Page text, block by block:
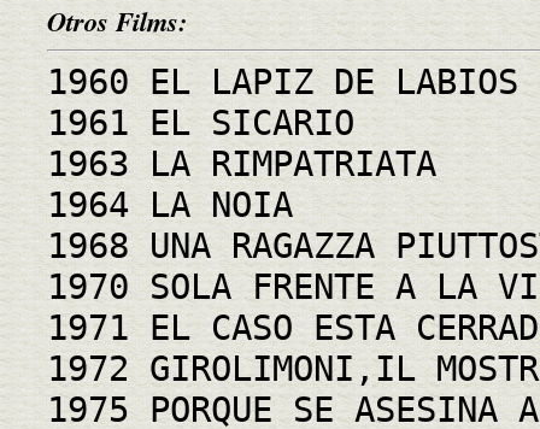
Otros Films:
1960 EL LAPIZ DE LABIOS
1961 EL SICARIO
1963 LA RIMPATRIATA
1964 LA NOIA
1968 UNA RAGAZZA
1970 SOLA FRENTE A LA
1971 EL CASO ESTA
1972 GIROLIMONI,IL
1975 PORQUE SE ASESINA